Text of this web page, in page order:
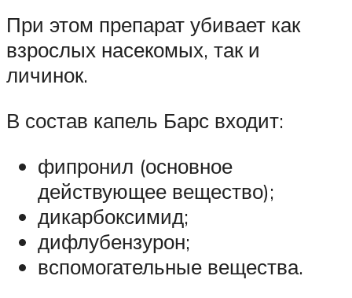
При этом препарат убивает как
взрослых насекомых, так и
личинок.
В состав капель Барс входит:
фипронил (основное
действующее вещество);
дикарбоксимид;
дифлубензурон;
вспомогательные вещества.